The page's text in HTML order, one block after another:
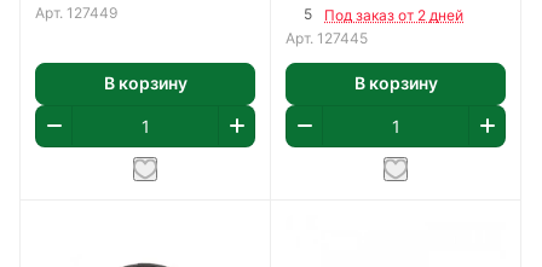
Арт. 127449
В корзину
5
Под заказ от 2 дней
Арт. 127445
В корзину